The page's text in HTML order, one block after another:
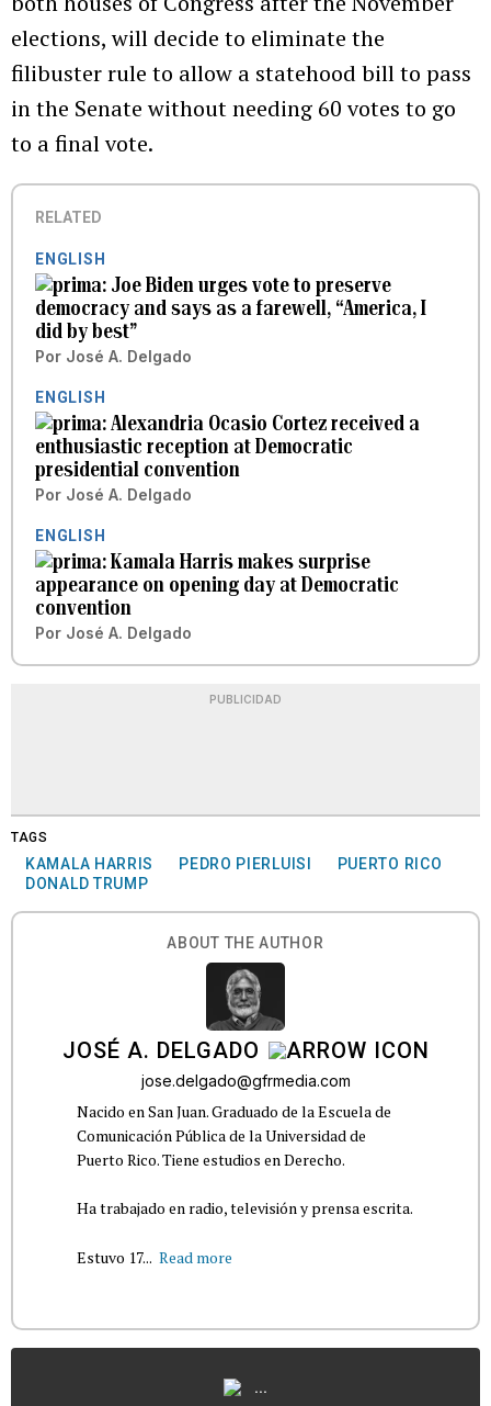
elections, will decide to eliminate the
filibuster rule to allow a statehood bill to pass
in the Senate without needing 60 votes to go
to a final vote.
RELATED
ENGLISH
Joe Biden urges vote to preserve
democracy and says as a farewell, “America, I
did by best”
Por José A. Delgado
ENGLISH
Alexandria Ocasio Cortez received a
enthusiastic reception at Democratic
presidential convention
Por José A. Delgado
ENGLISH
Kamala Harris makes surprise
appearance on opening day at Democratic
convention
Por José A. Delgado
PUBLICIDAD
TAGS
KAMALA HARRIS PEDRO PIERLUISI
PUERTO RICO
DONALD TRUMP
ABOUT THE AUTHOR
JOSÉ A. DELGADO
jose.delgado@gfrmedia.com
Nacido en San Juan. Graduado de la Escuela de
Comunicación Pública de la Universidad de
Puerto Rico. Tiene estudios en Derecho.
Ha trabajado en radio, televisión y prensa escrita.
Estuvo 17... Read more
...